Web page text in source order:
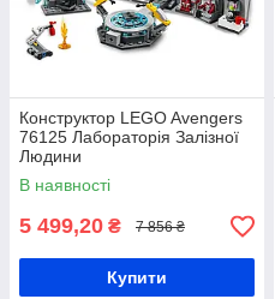
Конструктор LEGO Avengers
76125 Лабораторія Залізної
Людини
В наявності
5 499,20 ₴ 7 856 ₴
Купити